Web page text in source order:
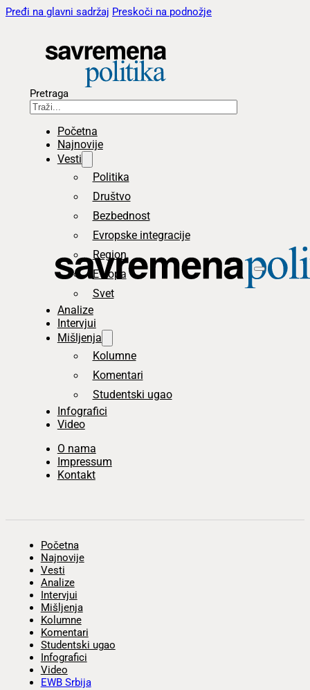
Pređi na glavni sadržaj Preskoči na podnožje
Pretraga
Početna
Najnovije
Vesti
Politika
Društvo
Bezbednost
Evropske integracije
Region
Evropa
Svet
Analize
Intervjui
Mišljenja
Kolumne
Komentari
Studentski ugao
Infografici
Video
O nama
Impressum
Kontakt
Početna
Najnovije
Vesti
Analize
Intervjui
Mišljenja
Kolumne
Komentari
Studentski ugao
Infografici
Video
EWB Srbija